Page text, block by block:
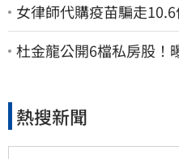
女律師代購疫苗騙走
曝：檢警上門才知被騙
杜金龍公開6檔私房股！
熱搜新聞